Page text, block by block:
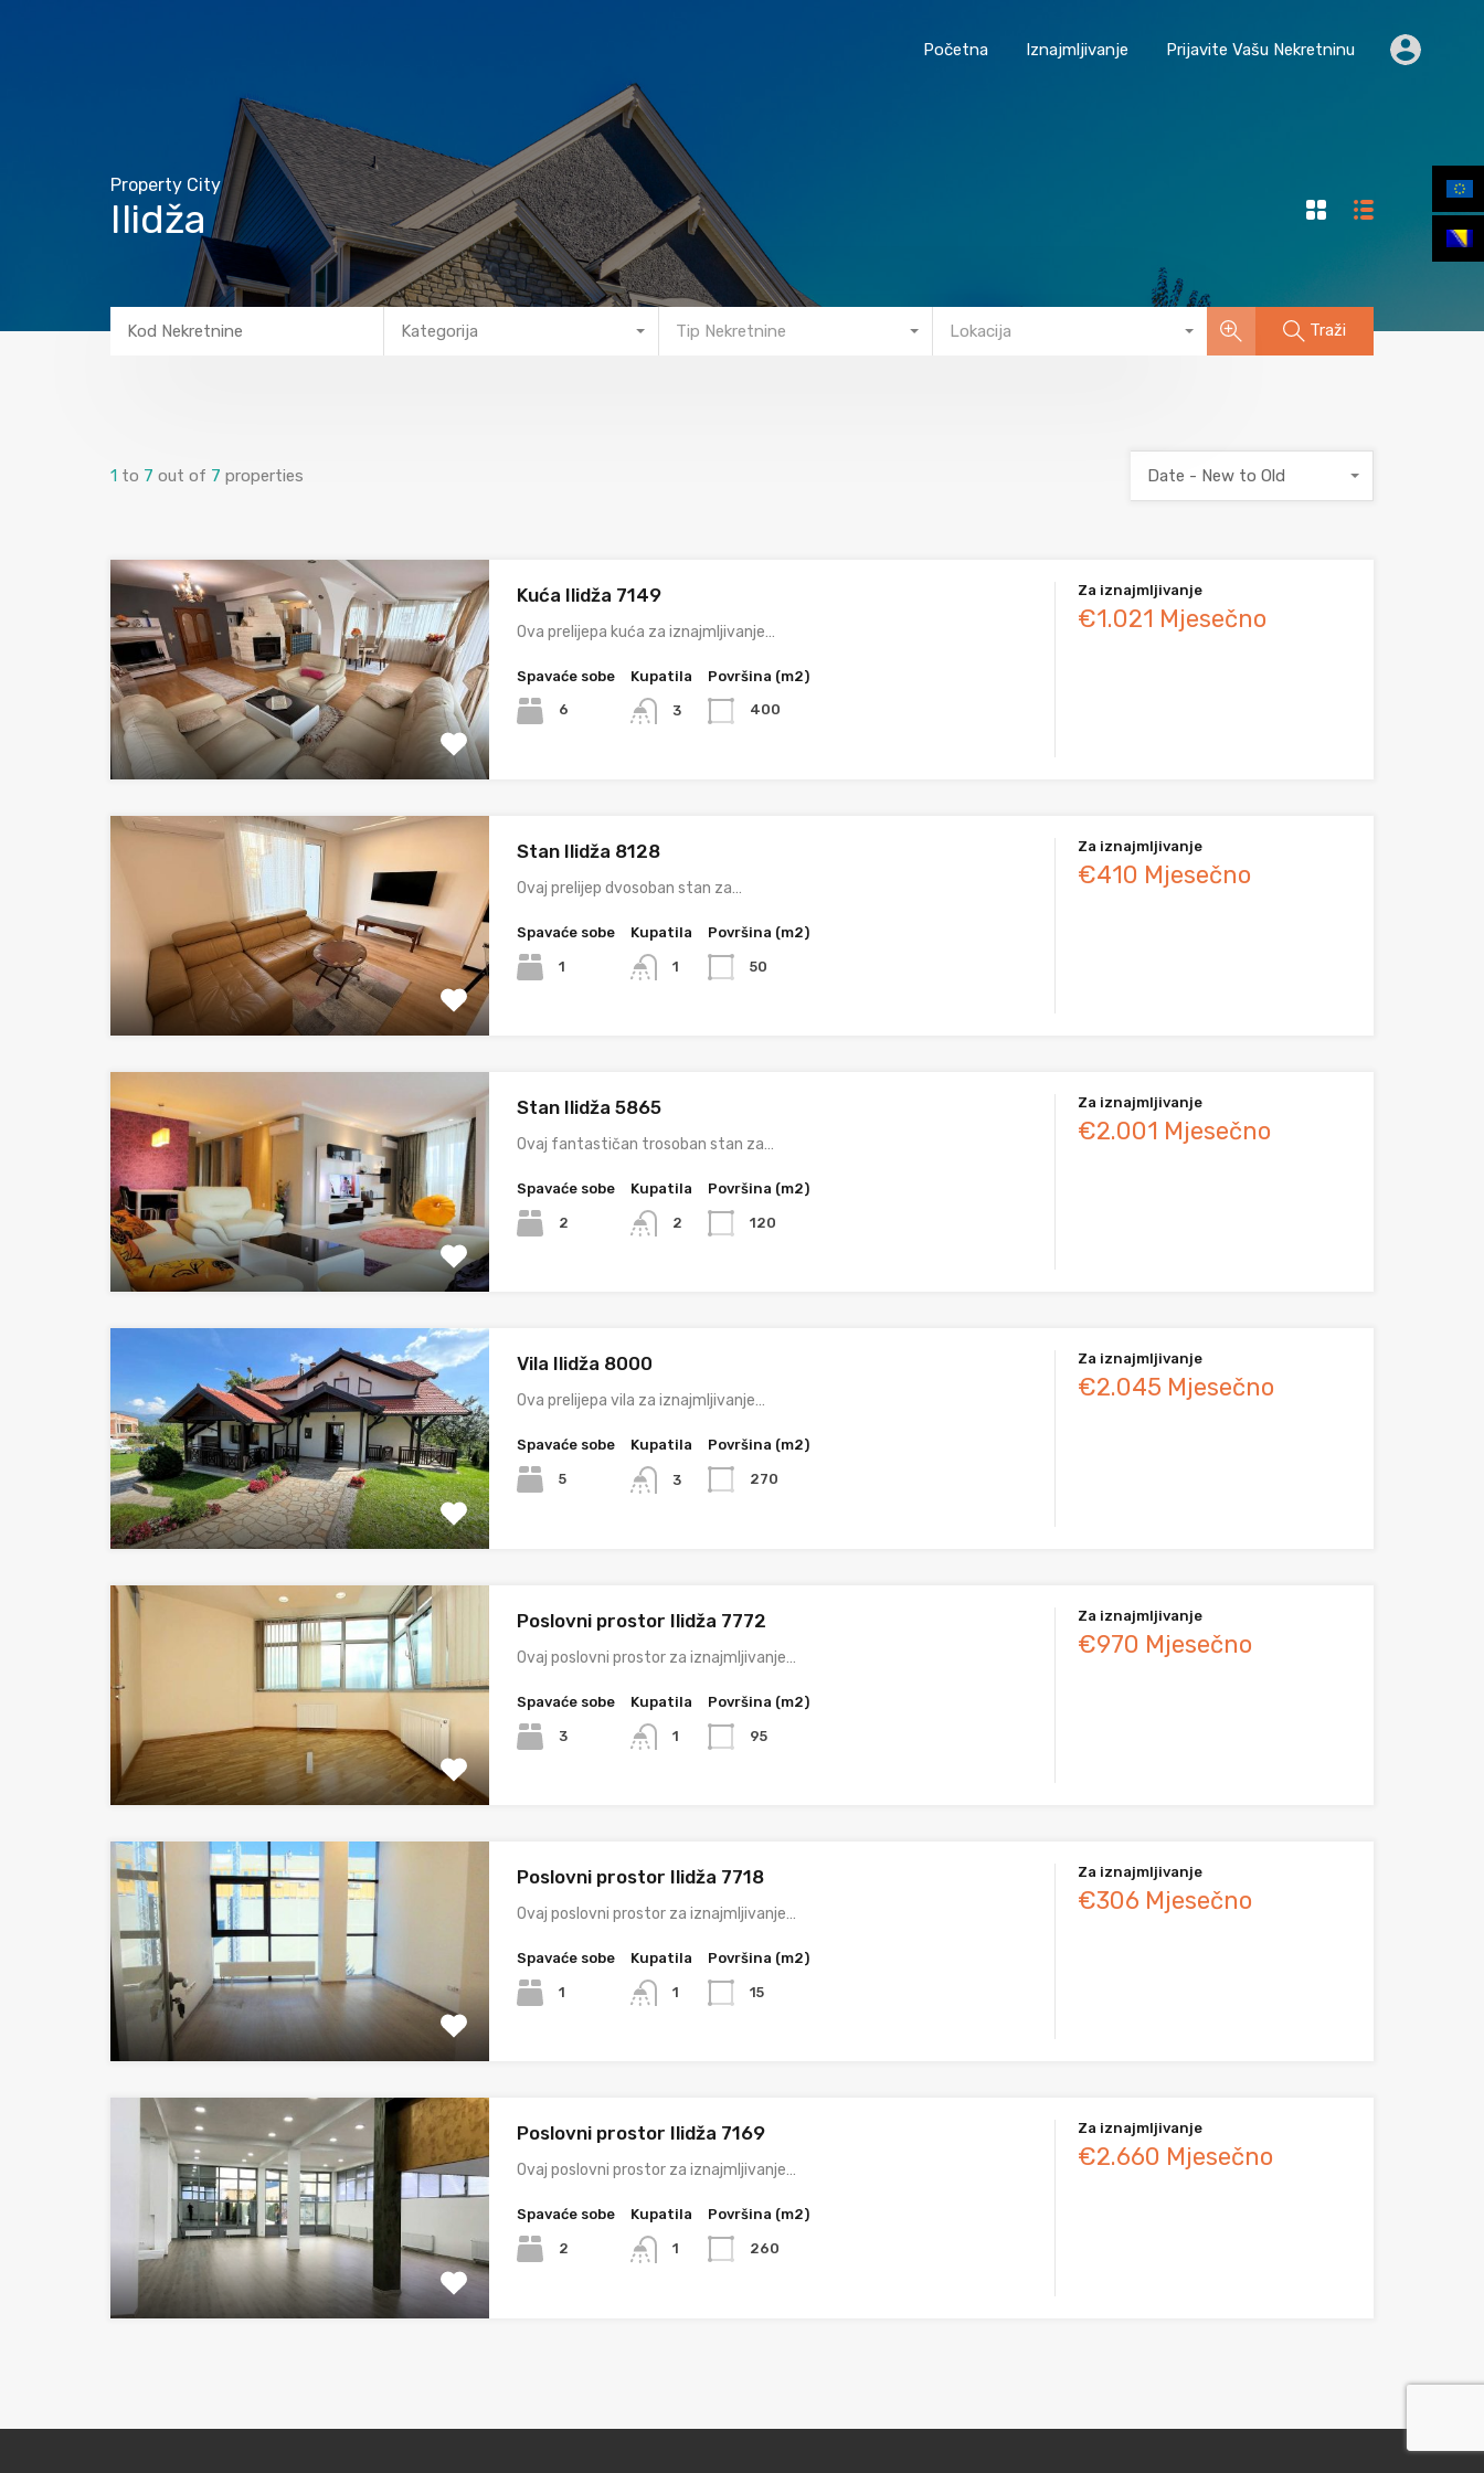
Početna Iznajmljivanje Prijavite Vašu Nekretninu
Početna Iznajmljivanje Prijavite Vašu Nekretninu
Property City
Ilidža
Kategorija Tip Nekretnine Lokacija Traži
1 to 7 out of 7 properties Date - New to Old
Kuća Ilidža 7149
Ova prelijepa kuća za iznajmljivanje…
Spavaće sobe
6
Kupatila
3
Površina (m2)
400
Za iznajmljivanje
€1.021 Mjesečno
Stan Ilidža 8128
Ovaj prelijep dvosoban stan za…
Spavaće sobe
1
Kupatila
1
Površina (m2)
50
Za iznajmljivanje
€410 Mjesečno
Stan Ilidža 5865
Ovaj fantastičan trosoban stan za…
Spavaće sobe
2
Kupatila
2
Površina (m2)
120
Za iznajmljivanje
€2.001 Mjesečno
Vila Ilidža 8000
Ova prelijepa vila za iznajmljivanje…
Spavaće sobe
5
Kupatila
3
Površina (m2)
270
Za iznajmljivanje
€2.045 Mjesečno
Poslovni prostor Ilidža 7772
Ovaj poslovni prostor za iznajmljivanje…
Spavaće sobe
3
Kupatila
1
Površina (m2)
95
Za iznajmljivanje
€970 Mjesečno
Poslovni prostor Ilidža 7718
Ovaj poslovni prostor za iznajmljivanje…
Spavaće sobe
1
Kupatila
1
Površina (m2)
15
Za iznajmljivanje
€306 Mjesečno
Poslovni prostor Ilidža 7169
Ovaj poslovni prostor za iznajmljivanje…
Spavaće sobe
2
Kupatila
1
Površina (m2)
260
Za iznajmljivanje
€2.660 Mjesečno